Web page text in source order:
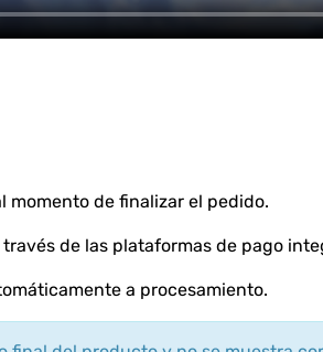
momento de finalizar el pedido.
de las plataformas de pago
a procesamiento.